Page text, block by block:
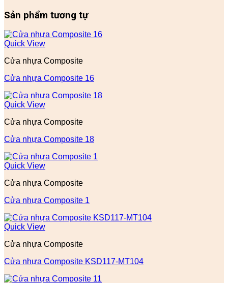
Sản phẩm tương tự
Quick View
Cửa nhựa Composite
Cửa nhựa Composite 16
Quick View
Cửa nhựa Composite
Cửa nhựa Composite 18
Quick View
Cửa nhựa Composite
Cửa nhựa Composite 1
Quick View
Cửa nhựa Composite
Cửa nhựa Composite KSD117-MT104